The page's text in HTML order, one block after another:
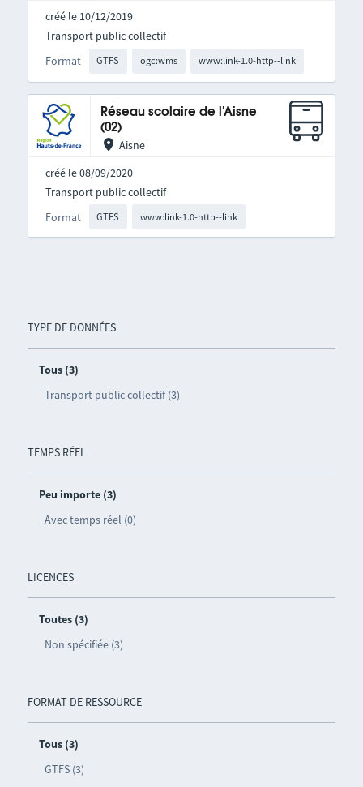
TYPE DE DONNÉES
Tous (3)
Transport public collectif (3)
TEMPS RÉEL
Peu importe (3)
Avec temps réel (0)
LICENCES
Toutes (3)
Non spécifiée (3)
FORMAT DE RESSOURCE
Tous (3)
GTFS (3)
créé le 10/12/2019
Format GTFS ogc:wms www:link-1.0-http--link
Transport public collectif
Réseau scolaire de l'Aisne
(02)
Aisne
créé le 08/09/2020
Format GTFS www:link-1.0-http--link
Transport public collectif